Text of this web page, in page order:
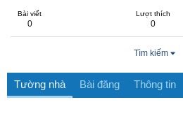
Bài viết
0
Lượt thích
0
Tìm kiếm
Tường nhà Bài đăng Thông tin